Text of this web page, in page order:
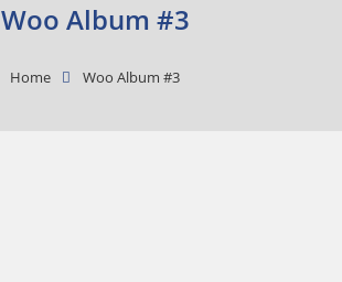
Woo Album #3
Home Woo Album #3